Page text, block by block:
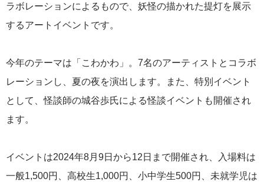
ラボレーションによるもので、妖怪の描かれた提灯を展示
するアートイベントです。
今年のテーマは「こわかわ」。7名のアーティストとコラボ
レーションし、夏の夜を演出します。また、特別イベント
として、怪談師の城谷歩氏による怪談イベントも開催され
ます。
イベントは2024年8月9日から12日まで開催され、入場料は
一般1,500円、高校生1,000円、小中学生500円、未就学児は